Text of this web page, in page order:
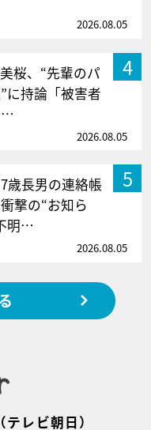
2026.08.05
4
桜、“先輩のパ
に持論「被害者
…
2026.08.05
5
歳長男の連絡帳
撃の“お知ら
明…
2026.08.05
（テレビ朝日）